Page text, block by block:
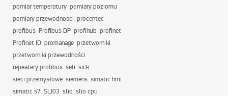
pomiar temperatury pomiary poziomu
pomiary przewodności procentec
profibus Profibus DP profihub profinet
Profinet IO promanage przetworniki
przetworniki przewodności
repeatery profibus seli sick
sieci przemysłowe siemens simatic hmi
simatic s7 SLI03 slio slio cpu